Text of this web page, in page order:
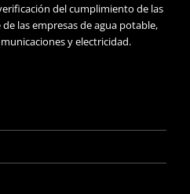
del cumplimiento de las
las empresas de agua potable,
y electricidad.